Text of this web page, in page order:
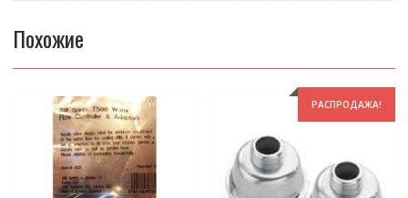
Похожие
РАСПРОДАЖА!